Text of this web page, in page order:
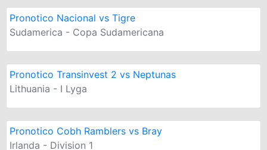
Pronotico Nacional vs Tigre
Sudamerica - Copa Sudamericana
Pronotico Transinvest 2 vs Neptunas
Lithuania - I Lyga
Pronotico Cobh Ramblers vs Bray
Irlanda - Division 1